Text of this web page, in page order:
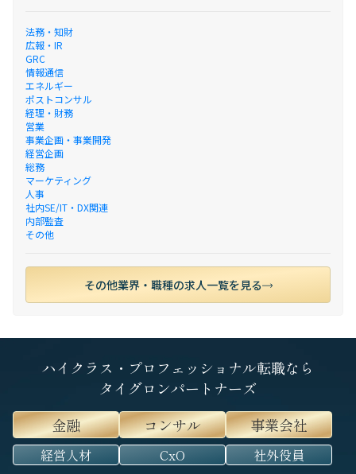
法務・知財
広報・IR
GRC
情報通信
エネルギー
ポストコンサル
経理・財務
営業
事業企画・事業開発
経営企画
総務
マーケティング
人事
社内SE/IT・DX関連
内部監査
その他
その他業界・職種の求人一覧を見る
ハイクラス・プロフェッショナル転職なら
タイグロンパートナーズ
金融
コンサル 事業会社
経営人材 CxO 社外役員